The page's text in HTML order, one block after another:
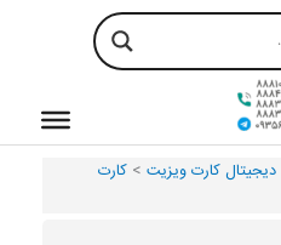
کارت ویزیت > کارت